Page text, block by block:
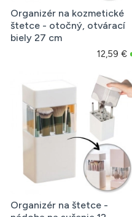
Organizér na kozmetické
štetce - otočný, otvárací
biely 27 cm
12,59 €
Organizér na štetce -